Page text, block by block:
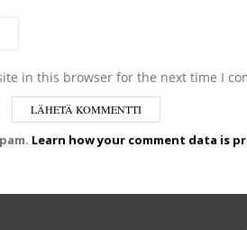
in this browser for the next time I
Learn how your comment data is